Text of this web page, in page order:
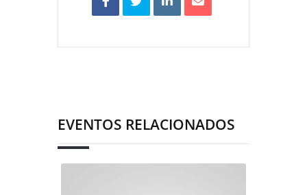
EVENTOS RELACIONADOS